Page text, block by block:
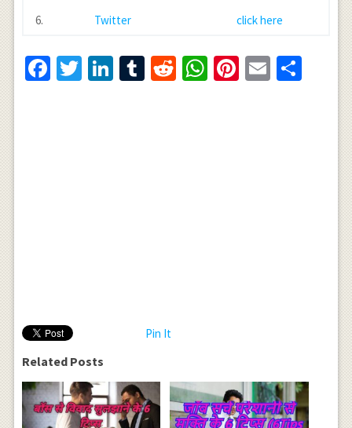
6.
Twitter click here
Facebook
Twitter
LinkedIn
Tumblr
RedditWhatsApp
Pinterest
Email
Pin It
Related Posts